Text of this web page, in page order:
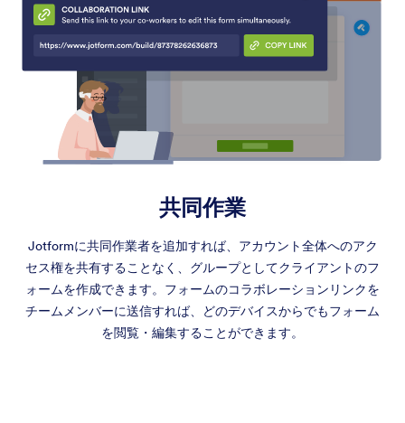
共同作業
Jotformに共同作業者を追加すれば、アカウント全体へのアク
セス権を共有することなく、グループとしてクライアントのフ
ォームを作成できます。フォームのコラボレーションリンクを
チームメンバーに送信すれば、どのデバイスからでもフォーム
を閲覧・編集することができます。